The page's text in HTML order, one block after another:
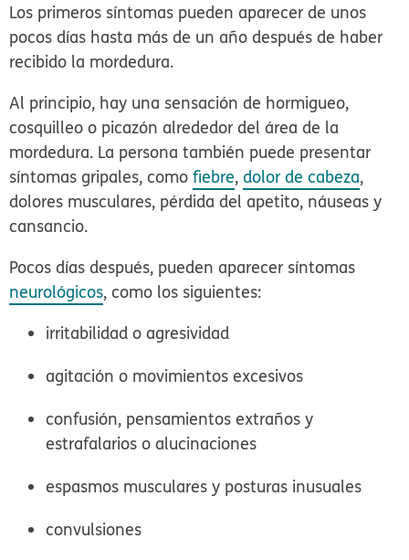
Los primeros síntomas pueden aparecer de unos
pocos días hasta más de un año después de haber
recibido la mordedura.
Al principio, hay una sensación de hormigueo,
cosquilleo o picazón alrededor del área de la
mordedura. La persona también puede presentar
síntomas gripales, comofiebre,dolor de cabeza,
dolores musculares, pérdida del apetito, náuseas y
cansancio.
Pocos días después, pueden aparecer síntomas
neurológicos, como los siguientes:
irritabilidad o agresividad
agitación o movimientos excesivos
confusión, pensamientos extraños y
estrafalarios o alucinaciones
espasmos musculares y posturas inusuales
convulsiones